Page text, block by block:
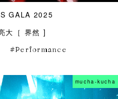
GALA 2025
大［ 界然 ]
Performance
mucha-kucha